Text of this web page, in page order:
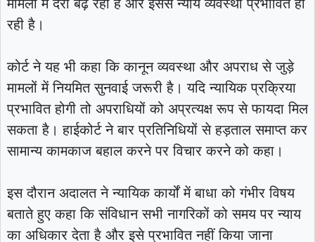
मामलों में देरी बढ़ रही है और इससे न्याय व्यवस्था प्रभावित हो
रही है।
कोर्ट ने यह भी कहा कि कानून व्यवस्था और अपराध से जुड़े
मामलों में नियमित सुनवाई जरूरी है। यदि न्यायिक प्रक्रिया
प्रभावित होगी तो अपराधियों को अप्रत्यक्ष रूप से फायदा मिल
सकता है। हाईकोर्ट ने बार प्रतिनिधियों से हड़ताल समाप्त कर
सामान्य कामकाज बहाल करने पर विचार करने को कहा।
इस दौरान अदालत ने न्यायिक कार्यों में बाधा को गंभीर विषय
बताते हुए कहा कि संविधान सभी नागरिकों को समय पर न्याय
का अधिकार देता है और इसे प्रभावित नहीं किया जाना